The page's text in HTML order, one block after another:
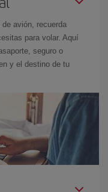
avión, recuerda
para volar. Aquí
seguro o
y el destino de tu